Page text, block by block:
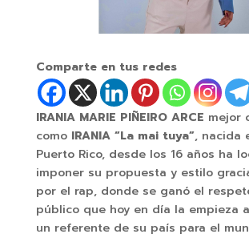
Comparte en tus redes
IRANIA MARIE PIÑEIROARCE mejor
como IRANIA “La mai tuya”, nacida
Puerto Rico, desde los 16 años ha
imponer su propuesta y estilo
por el rap, donde se ganó el
público que hoy en día la empieza
un referente de su país para el